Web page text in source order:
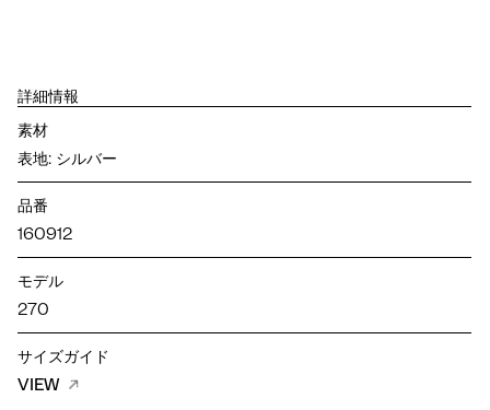
詳細情報
素材
表地: シルバー
品番
160912
モデル
270
サイズガイド
VIEW